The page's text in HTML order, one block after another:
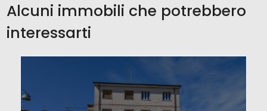
Alcuni immobili che potrebbero
interessarti